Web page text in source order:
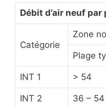
Débit d’air neuf par
Catégorie
Zone
Plage
INT 1 > 54
INT 2 36 – 54